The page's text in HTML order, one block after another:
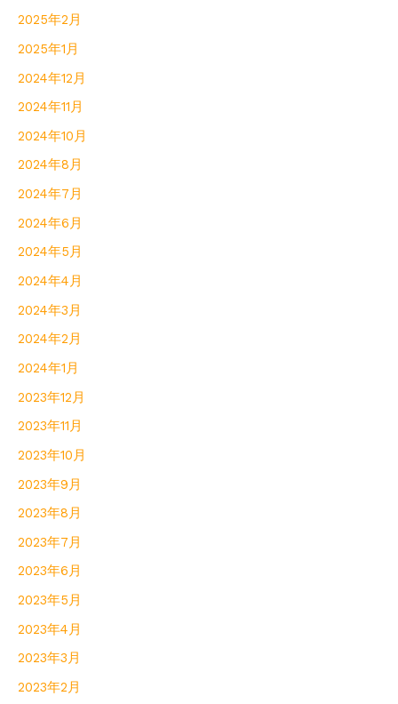
2025年2月
2025年1月
2024年12月
2024年11月
2024年10月
2024年8月
2024年7月
2024年6月
2024年5月
2024年4月
2024年3月
2024年2月
2024年1月
2023年12月
2023年11月
2023年10月
2023年9月
2023年8月
2023年7月
2023年6月
2023年5月
2023年4月
2023年3月
2023年2月